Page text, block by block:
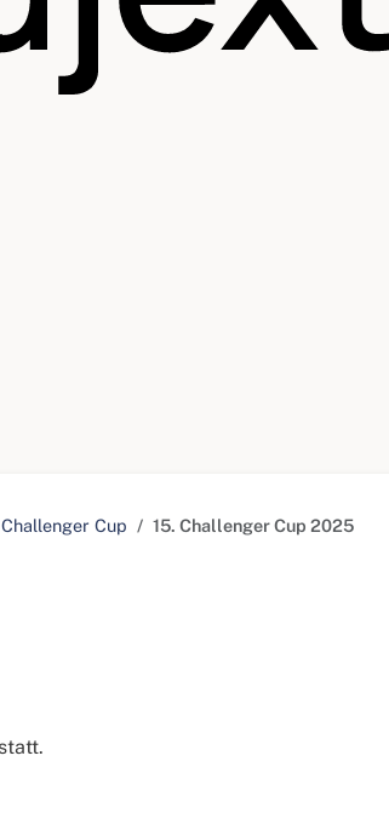
Challenger Cup 15. Challenger Cup 2025